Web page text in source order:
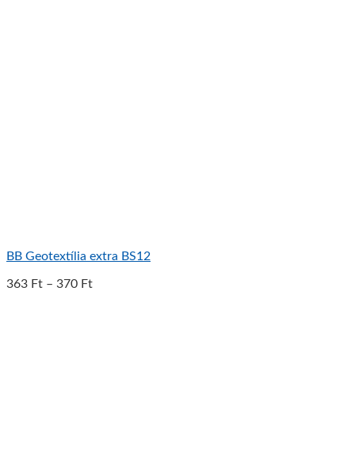
BB Geotextília extra BS12
363 Ft – 370 Ft